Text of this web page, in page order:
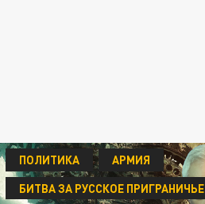
ПОЛИТИКА
АРМИЯ
БИТВА ЗА РУССКОЕ ПРИГРАНИЧЬЕ